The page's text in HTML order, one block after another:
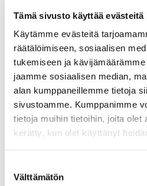
Tämä sivusto käyttää evästeitä
Käytämme evästeitä
räätälöimiseen, sosiaalisen
tukemiseen ja
jaamme sosiaalisen median,
alan kumppaneillemme tietoja
sivustoamme. Kumppanimme
tietoja muihin tietoihin, joita olet
kerätty, kun olet käyttänyt
valinta
Välttämätön
Tapahtumatiedot
Tapahtuman järjestäjä
Kisakino
Pääsymaksu
10€ / K-12
Lipunmyynti alkaa 30min
Pe 02.12.2022 19:00